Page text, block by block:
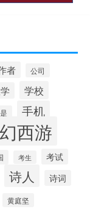
者 公司
学校
手机
西游
考生 考试
诗人 诗词
黄庭坚